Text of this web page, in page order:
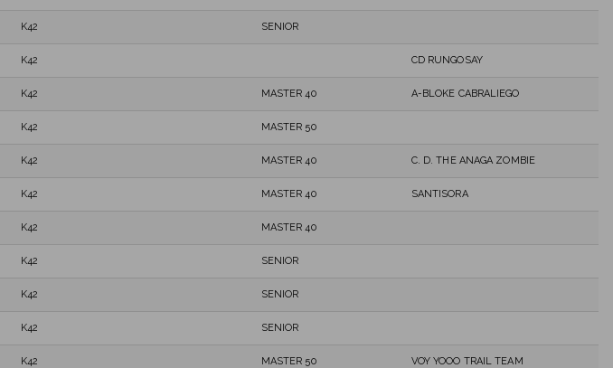
K42 SENIOR
K42 CD RUNGOSAY
K42 MASTER 40 A-BLOKE CABRALIEGO
K42 MASTER 50
K42 MASTER 40 C. D. THE ANAGA ZOMBIE
K42 MASTER 40 SANTISORA
K42 MASTER 40
K42 SENIOR
K42 SENIOR
K42 SENIOR
K42 MASTER 50 VOY YOOO TRAIL TEAM